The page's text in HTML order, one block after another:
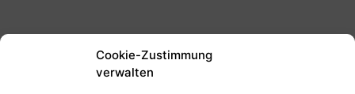
Cookie-Zustimmung
verwalten